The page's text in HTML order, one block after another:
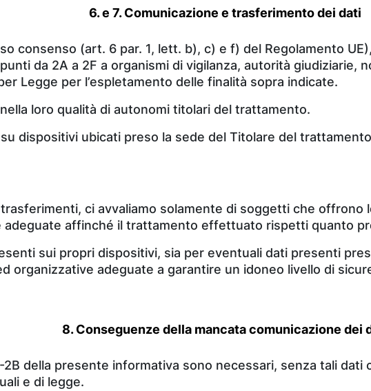
6. e 7. Comunicazione e trasferimento dei dati
consenso (art. 6 par. 1, lett. b), c) e f) del Regolamento
da 2A a 2F a organismi di vigilanza, autorità giudiziarie,
Legge per l’espletamento delle finalità sopra indicate.
loro qualità di autonomi titolari del trattamento.
dispositivi ubicati preso la sede del Titolare del
ci avvaliamo solamente di soggetti che
affinché il trattamento effettuato rispetti quanto
sui propri dispositivi, sia per eventuali dati presenti
organizzative adeguate a garantire un idoneo livello di
8. Conseguenze della mancata comunicazione dei
della presente informativa sono necessari, senza tali dati
e di legge.